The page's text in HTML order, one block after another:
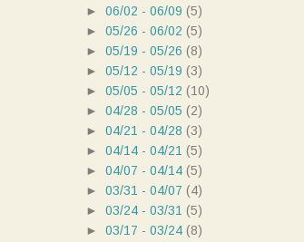
► 06/02 - 06/09 (5)
► 05/26 - 06/02 (5)
► 05/19 - 05/26 (8)
► 05/12 - 05/19 (3)
► 05/05 - 05/12 (10)
► 04/28 - 05/05 (2)
► 04/21 - 04/28 (3)
► 04/14 - 04/21 (5)
► 04/07 - 04/14 (5)
► 03/31 - 04/07 (4)
► 03/24 - 03/31 (5)
► 03/17 - 03/24 (8)